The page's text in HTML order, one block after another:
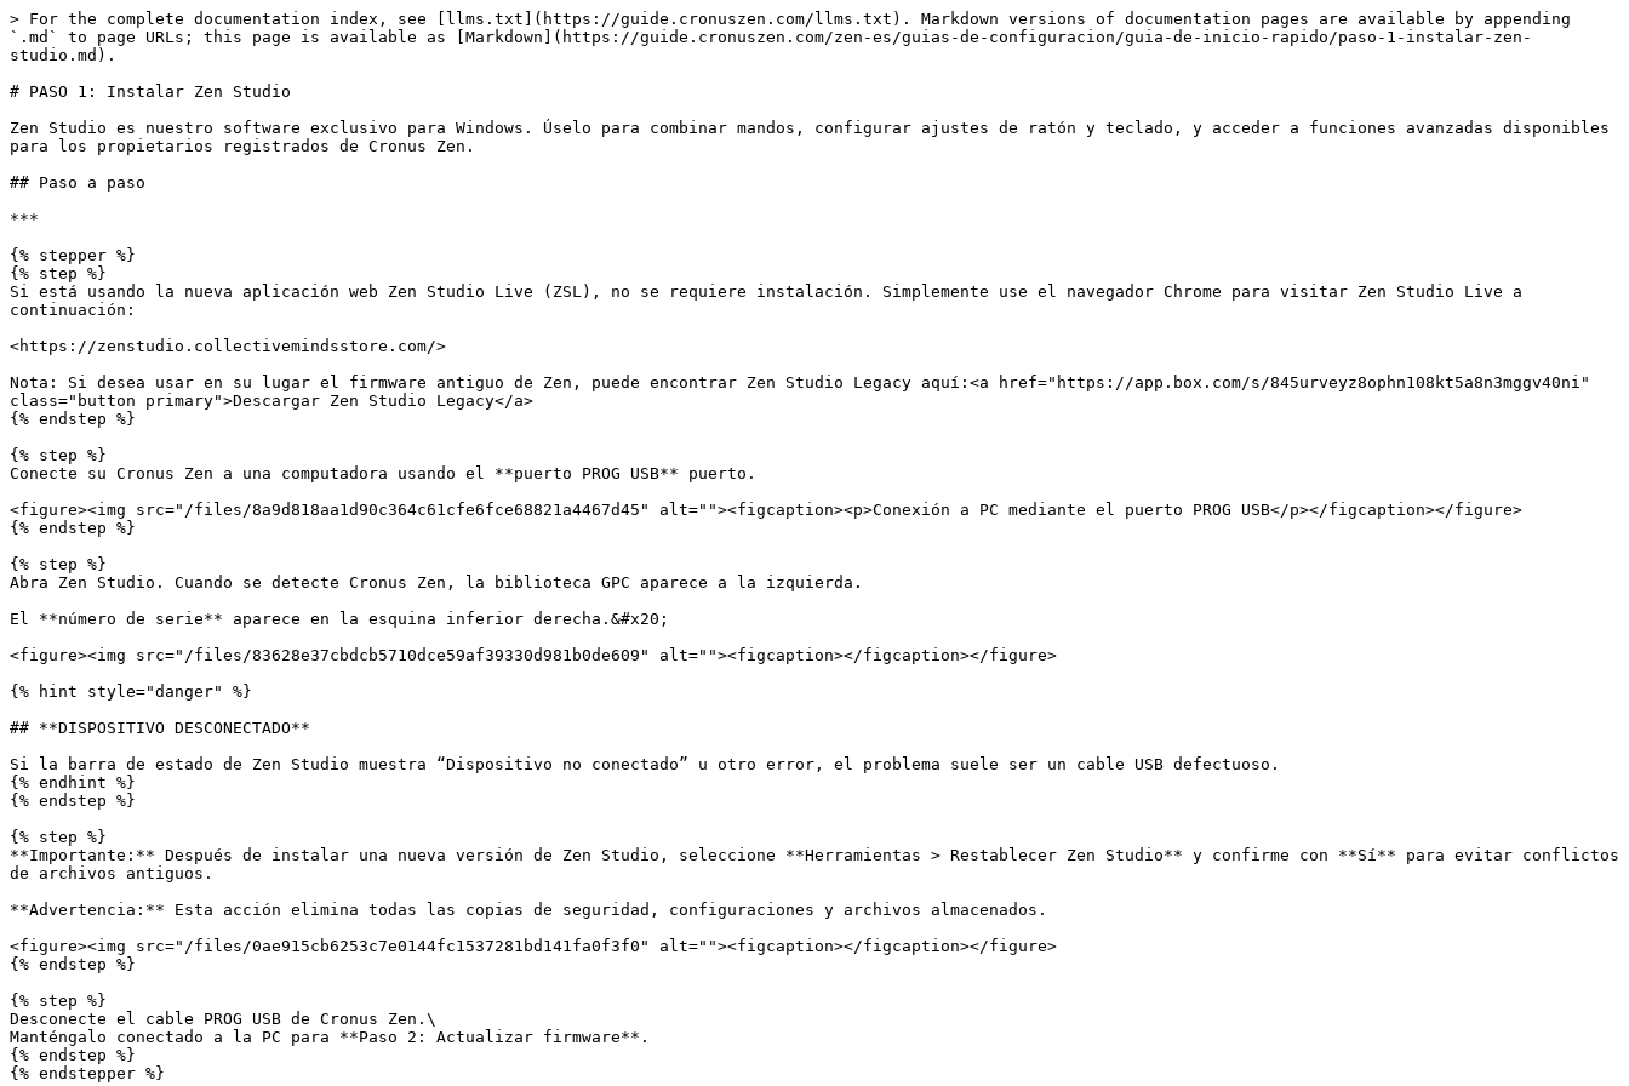
> For the complete documentation index, see [llms.txt](https://guide.cronuszen.com/llms.txt). Markdown versions of documentation pages are available by appending
`.md` to page URLs; this page is available as [Markdown](https://guide.cronuszen.com/zen-es/guias-de-configuracion/guia-de-inicio-rapido/paso-1-instalar-zen-
studio.md).
# PASO 1: Instalar Zen Studio
Zen Studio es nuestro software exclusivo para Windows. Úselo para combinar mandos, configurar ajustes de ratón y teclado, y acceder a funciones avanzadas disponibles
para los propietarios registrados de Cronus Zen.
## Paso a paso
***
{% stepper %}
{% step %}
Si está usando la nueva aplicación web Zen Studio Live (ZSL), no se requiere instalación. Simplemente use el navegador Chrome para visitar Zen Studio Live a
continuación:
<https://zenstudio.collectivemindsstore.com/>
Nota: Si desea usar en su lugar el firmware antiguo de Zen, puede encontrar Zen Studio Legacy aquí:<a href="https://app.box.com/s/845urveyz8ophn108kt5a8n3mggv40ni"
class="button primary">Descargar Zen Studio Legacy</a>
{% endstep %}
{% step %}
Conecte su Cronus Zen a una computadora usando el **puerto PROG USB** puerto.
<figure><img src="/files/8a9d818aa1d90c364c61cfe6fce68821a4467d45" alt=""><figcaption><p>Conexión a PC mediante el puerto PROG USB</p></figcaption></figure>
{% endstep %}
{% step %}
Abra Zen Studio. Cuando se detecte Cronus Zen, la biblioteca GPC aparece a la izquierda.
El **número de serie** aparece en la esquina inferior derecha.&#x20;
<figure><img src="/files/83628e37cbdcb5710dce59af39330d981b0de609" alt=""><figcaption></figcaption></figure>
{% hint style="danger" %}
## **DISPOSITIVO DESCONECTADO**
Si la barra de estado de Zen Studio muestra “Dispositivo no conectado” u otro error, el problema suele ser un cable USB defectuoso.
{% endhint %}
{% endstep %}
{% step %}
**Importante:** Después de instalar una nueva versión de Zen Studio, seleccione **Herramientas > Restablecer Zen Studio** y confirme con **Sí** para evitar conflictos
de archivos antiguos.
**Advertencia:** Esta acción elimina todas las copias de seguridad, configuraciones y archivos almacenados.
<figure><img src="/files/0ae915cb6253c7e0144fc1537281bd141fa0f3f0" alt=""><figcaption></figcaption></figure>
{% endstep %}
{% step %}
Desconecte el cable PROG USB de Cronus Zen.\
Manténgalo conectado a la PC para **Paso 2: Actualizar firmware**.
{% endstep %}
{% endstepper %}